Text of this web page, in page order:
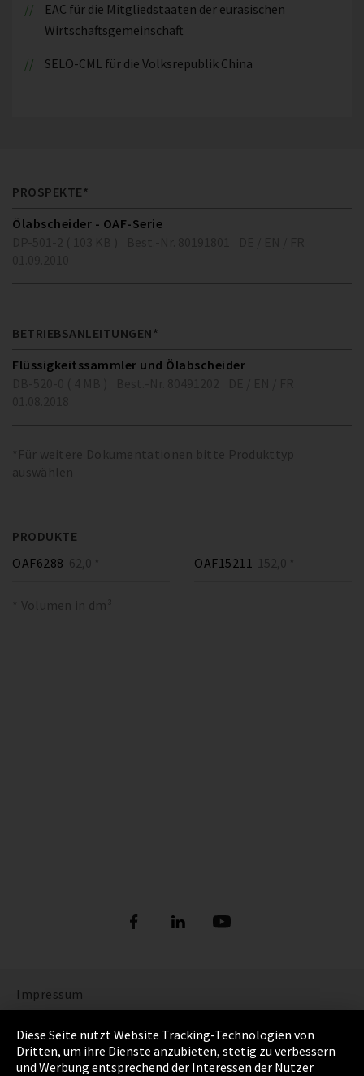
EAC für die Mitgliedstaaten der eurasischen
Wirtschaftsgemeinschaft
SELO-CML für die Volksrepublik China
PROSPEKTE*
Ölabscheider - OAF-Serie
BETRIEBSANLEITUNGEN*
Flüssigkeitssammler und Ölabscheider
*Für weitere Dokumentationen bitte Produkttyp
auswählen
PRODUKTE
OAF6288 62,0 * OAF15211 152,0 *
* Volumen in dm³
Impressum
Datenschutz
Cookie Einstellungen
Diese Seite nutzt Website Tracking-Technologien von
Dritten, um ihre Dienste anzubieten, stetig zu verbessern
und Werbung entsprechend der Interessen der Nutzer